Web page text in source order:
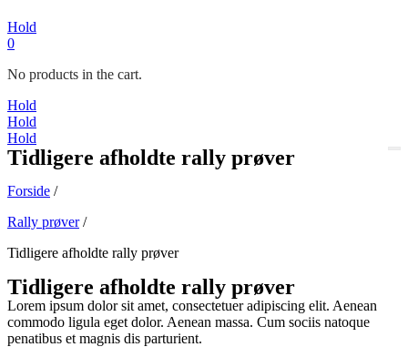
Hold
0
No products in the cart.
Hold
Hold
Hold
Tidligere afholdte rally prøver
Forside /
Rally prøver/
Tidligere afholdte rally prøver
Tidligere afholdte rally prøver
Lorem ipsum dolor sit amet, consectetuer adipiscing elit. Aenean
commodo ligula eget dolor. Aenean massa. Cum sociis natoque
penatibus et magnis dis parturient.